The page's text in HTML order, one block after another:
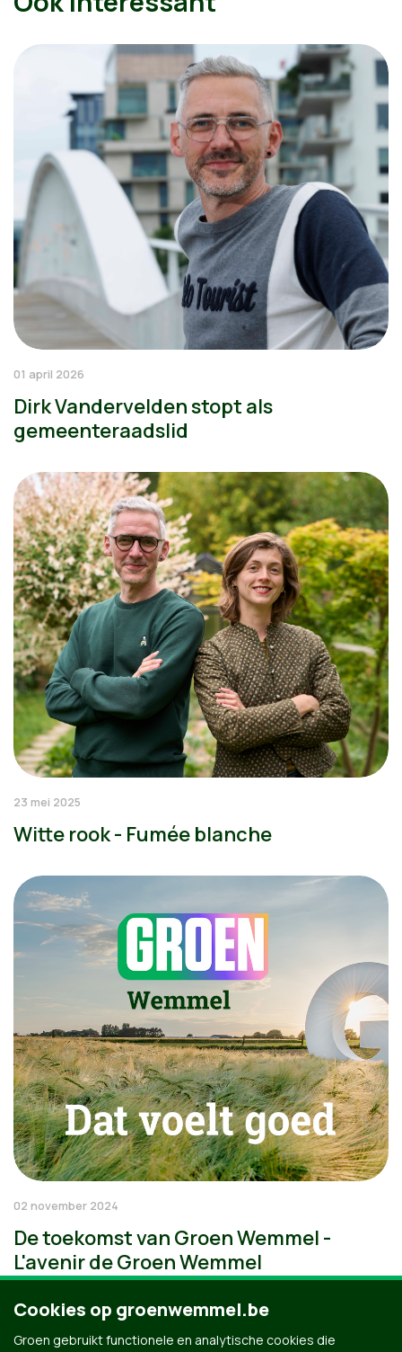
01 april 2026
Dirk Vandervelden stopt als
gemeenteraadslid
23 mei 2025
Witte rook - Fumée blanche
02 november 2024
De toekomst van Groen Wemmel -
L'avenir de Groen Wemmel
Cookies op groenwemmel.be
Groen gebruikt functionele en analytische cookies die